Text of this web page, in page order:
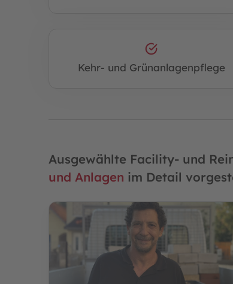
Kehr- und Grünanlagenpflege
Ausgewählte Facility- und
und Anlagen im Detail